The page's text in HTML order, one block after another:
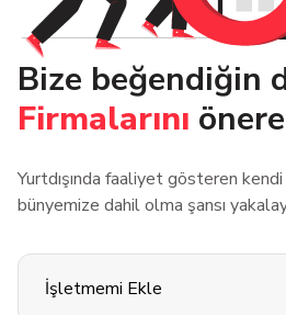
Bize beğendiğin
Firmalarını
Yurtdışında faaliyet gösteren
bünyemize dahil olma şansı
İşletmemi Ekle